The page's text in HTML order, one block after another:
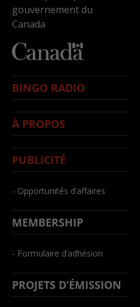
gouvernement du
Canada
BINGO RADIO
À PROPOS
PUBLICITÉ
- Opportunités d’affaires
MEMBERSHIP
- Formulaire d’adhésion
PROJETS D’ÉMISSION